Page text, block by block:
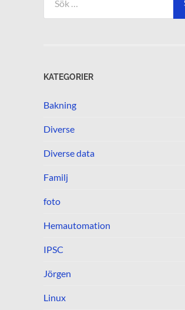
efter:
KATEGORIER
Bakning
Diverse
Diverse data
Familj
foto
Hemautomation
IPSC
Jörgen
Linux